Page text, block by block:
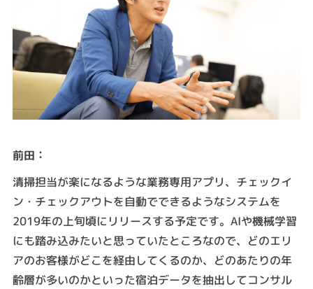
前田 ：
清掃担当が楽になるような業務専用アプリ、チェックイ
ン・チェックアウトを自動でできるようなシステムを
2019年の上旬頃にリリースする予定です。AIや機械学習
にも踏み込みたいと思っていたところなので、どのエリ
アのお客様がどこを経由してくるのか、どのあたりの年
齢層が多いのかといった宿泊データを抽出してコンサル